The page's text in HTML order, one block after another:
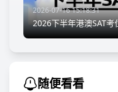
2026-07-16 15:18:31
2026下半年港澳SAT
随便看看